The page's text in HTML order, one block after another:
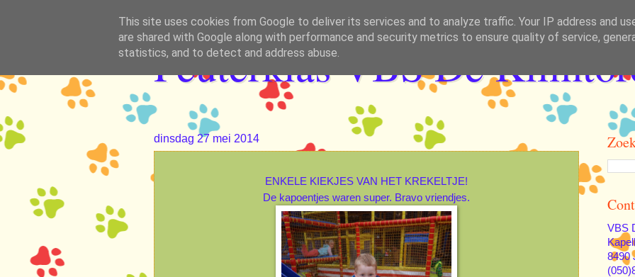
Peuterklas VBS De
dinsdag 27 mei 2014
ENKELE KIEKJES VAN HET KREKELTJE!
De kapoentjes waren super. Bravo vriendjes.
VBS
8490
This site uses cookies from Google to deliver its services and to analyze traffic. Your IP address and
are shared with Google along with performance and security metrics to ensure quality of service,
statistics, and to detect and address abuse.